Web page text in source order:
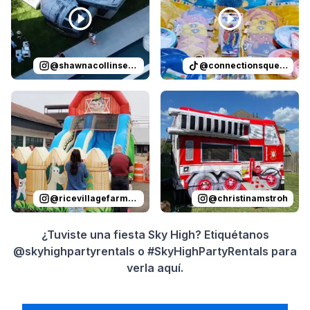
@shawnacollinsevents @connectionsqueen
Reviewed onInstagram by ricevillagefarmersmarket:
@ricevillagefarmersmarket
Reviewed on Instagramby
@christinamstroh
¿Tuviste una fiesta Sky High? Etiquétanos
@skyhighpartyrentals o #SkyHighPartyRentals para
verla aquí.